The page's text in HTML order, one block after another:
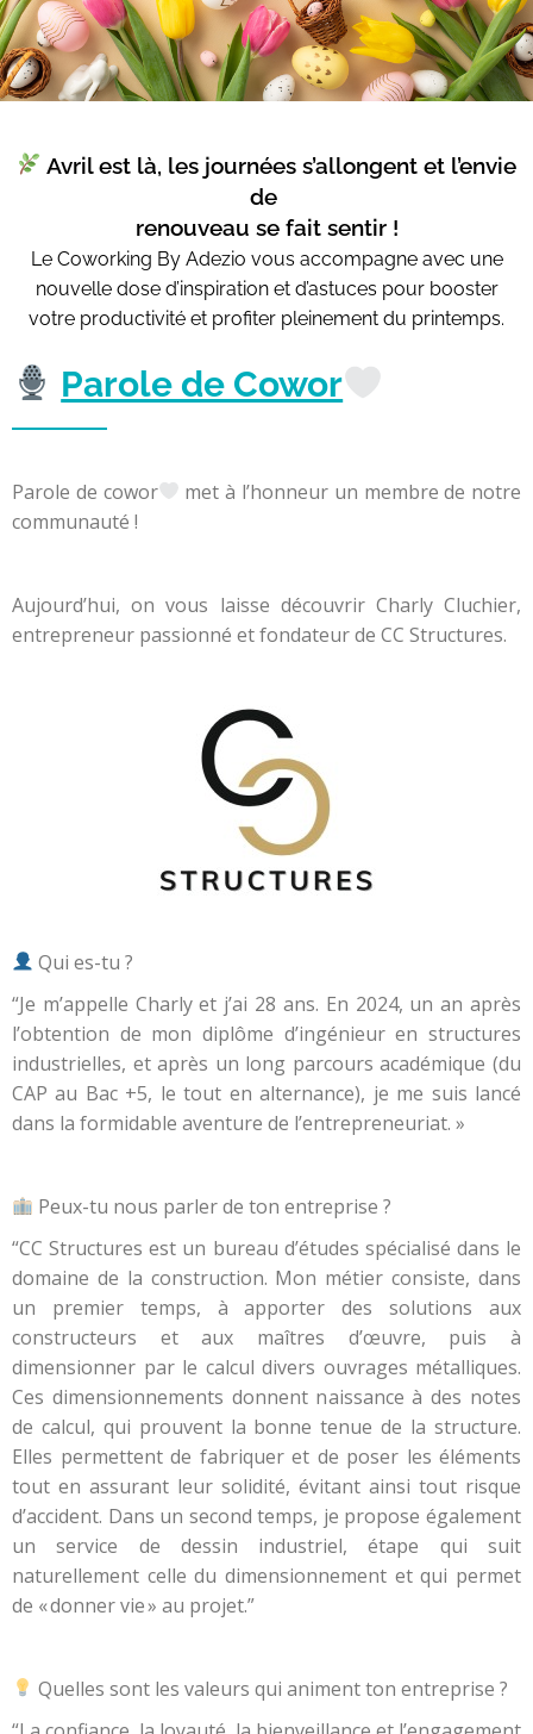
Avril est là, les journées s’allongent et l’envie
de
renouveau se fait sentir !
Le Coworking By Adezio vous accompagne avec une
nouvelle dose d’inspiration et d’astuces pour booster
votre productivité et profiter pleinement du printemps.
Parole de Cowor
Parole de cowor
met à l’honneur un membre de notre
communauté !
Aujourd’hui, on vous laisse découvrir Charly Cluchier,
entrepreneur passionné et fondateur de CC Structures.
Qui es-tu ?
“Je m’appelle Charly et j’ai 28 ans. En 2024, un an après
l’obtention de mon diplôme d’ingénieur en structures
industrielles, et après un long parcours académique (du
CAP au Bac +5, le tout en alternance), je me suis lancé
dans la formidable aventure de l’entrepreneuriat. »
Peux-tu nous parler de ton entreprise ?
“CC Structures est un bureau d’études spécialisé dans le
domaine de la construction. Mon métier consiste, dans
un premier temps, à apporter des solutions aux
constructeurs et aux maîtres d’œuvre, puis à
dimensionner par le calcul divers ouvrages métalliques.
Ces dimensionnements donnent naissance à des notes
de calcul, qui prouvent la bonne tenue de la structure.
Elles permettent de fabriquer et de poser les éléments
tout en assurant leur solidité, évitant ainsi tout risque
d’accident. Dans un second temps, je propose également
un service de dessin industriel, étape qui suit
naturellement celle du dimensionnement et qui permet
de « donner vie » au projet.”
Quelles sont les valeurs qui animent ton entreprise ?